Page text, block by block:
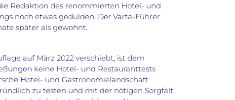
Redaktion des renommierten Hotel- und
noch etwas gedulden. Der Varta-Führer
später als gewohnt.
auf März 2022 verschiebt, ist dem
keine Hotel- und Restauranttests
Hotel- und Gastronomielandschaft
zu testen und mit der nötigen Sorgfalt